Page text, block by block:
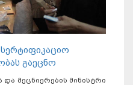
გაეცნო
მეცნიერების მინისტრი